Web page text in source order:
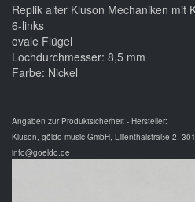
Replik alter Kluson Mechaniken mit
6-links
ovale Flügel
Lochdurchmesser: 8,5 mm
Farbe: Nickel
Angaben zur Produktsicherheit - Hersteller:
Kluson, göldo music GmbH, Lilienthalstraße 2,
info@goeldo.de